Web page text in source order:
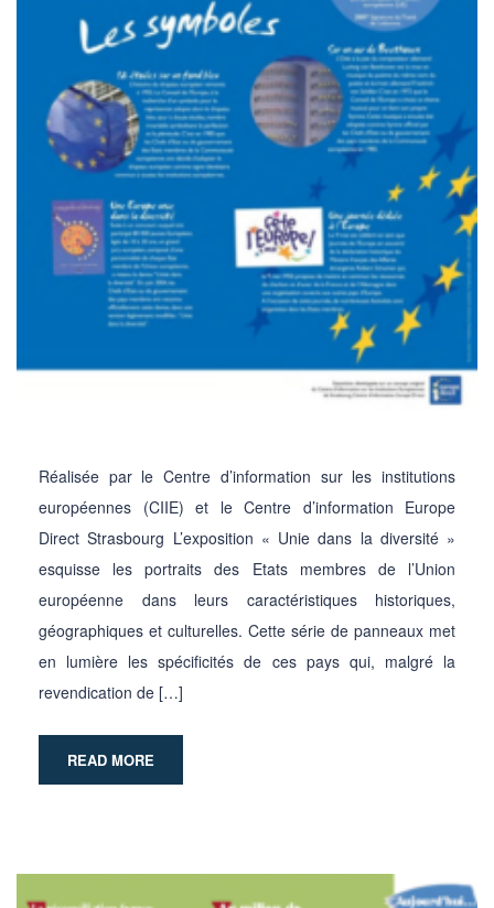
Réalisée par le Centre d’information sur les institutions
européennes (CIIE) et le Centre d’information Europe
Direct Strasbourg L’exposition « Unie dans la diversité »
esquisse les portraits des Etats membres de l’Union
européenne dans leurs caractéristiques historiques,
géographiques et culturelles. Cette série de panneaux met
en lumière les spécificités de ces pays qui, malgré la
revendication de […]
READ MORE